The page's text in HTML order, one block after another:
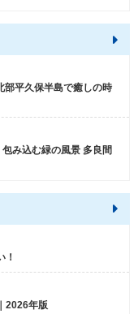
部平久保半島で癒しの時
み込む緑の風景 多良間
！
2026年版